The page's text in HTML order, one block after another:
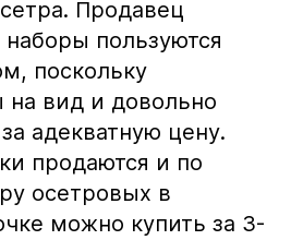
Продавец
пользуются
поскольку
на вид и довольно
адекватную цену.
продаются и по
осетровых в
можно купить за 3-